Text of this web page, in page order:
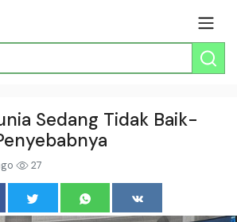
Sedang Tidak Baik-
27